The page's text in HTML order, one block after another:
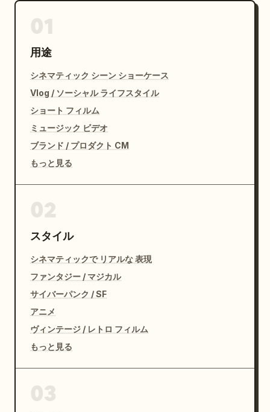
用途
シネマティック シーン ショーケース
Vlog / ソーシャル ライフスタイル
ショート フィルム
ミュージック ビデオ
ブランド / プロダクト CM
もっと見る
スタイル
シネマティックで リアルな 表現
ファンタジー / マジカル
サイバーパンク / SF
アニメ
ヴィンテージ / レトロ フィルム
もっと見る